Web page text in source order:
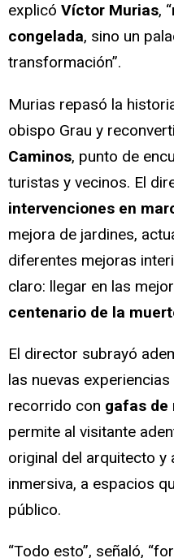
explicó Víctor Murias, “
congelada, sino un
transformación”.
Murias repasó la
obispo Grau y
Caminos, punto de
turistas y vecinos. El
intervenciones en
mejora de jardines,
diferentes mejoras
claro: llegar en las
centenario de la
El director subrayó
las nuevas
recorrido con gafas de
permite al visitante
original del arquitecto y
inmersiva, a espacios
público.
“Todo esto”, señaló,